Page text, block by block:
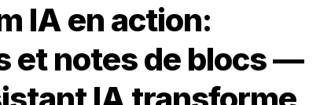
IA en action:
et notes de blocs —